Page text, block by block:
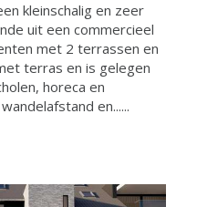
kleinschalig en zeer
uit een commercieel
met 2 terrassen en
terras en is gelegen
horeca en
en......